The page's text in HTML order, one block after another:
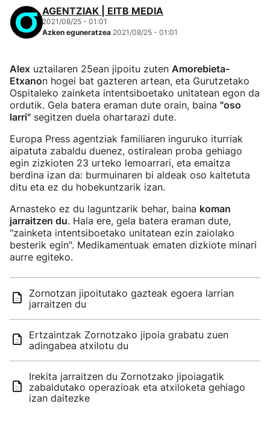
AGENTZIAK | EITB MEDIA
2021/08/25 - 01:01
Azken eguneratzea 2021/08/25 - 01:01
Alex uztailaren 25ean jipoitu zuten Amorebieta-
Etxanon hogei bat gazteren artean, eta Gurutzetako
Ospitaleko zainketa intentsiboetako unitatean egon da
ordutik. Gela batera eraman dute orain, baina "oso
larri" segitzen duela ohartarazi dute.
Europa Press agentziak familiaren inguruko iturriak
aipatuta zabaldu duenez, ostiralean proba gehiago
egin zizkioten 23 urteko lemoarrari, eta emaitza
berdina izan da: burmuinaren bi aldeak oso kaltetuta
ditu eta ez du hobekuntzarik izan.
Arnasteko ez du laguntzarik behar, baina koman
jarraitzen du. Hala ere, gela batera eraman dute,
"zainketa intentsiboetako unitatean ezin zaiolako
besterik egin". Medikamentuak ematen dizkiote minari
aurre egiteko.
Zornotzan jipoitutako gazteak egoera larrian
jarraitzen du
Ertzaintzak Zornotzako jipoia grabatu zuen
adingabea atxilotu du
Irekita jarraitzen du Zornotzako jipoiagatik
zabaldutako operazioak eta atxiloketa gehiago
izan daitezke